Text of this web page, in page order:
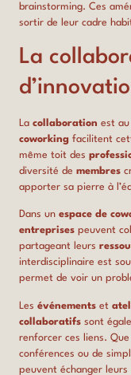
brainstorming. Ces
sortir de leur cadre
La
La collaboration est
coworking facilitent
même toit des
diversité de membres
apporter sa pierre à
Dans un espace de
entreprises peuvent
partageant leurs
interdisciplinaire est
permet de voir un
Les événements et
collaboratifs sont
renforcer ces liens.
conférences ou de
peuvent échanger